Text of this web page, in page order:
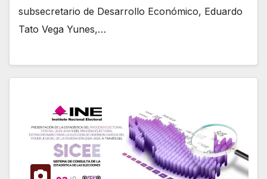
subsecretario de Desarrollo Económico, Eduardo
Tato Vega Yunes,…